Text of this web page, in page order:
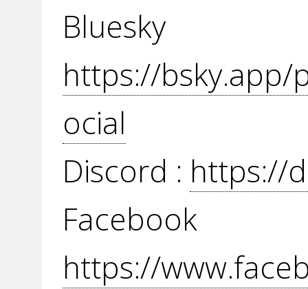
https://bsky.app/
ocial
Discord : https://
https://